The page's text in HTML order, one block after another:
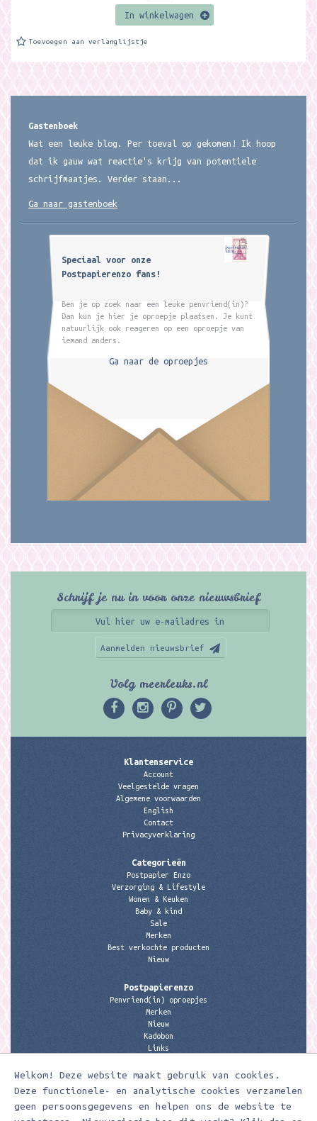
Welkom! Deze website maakt gebruik van cookies.
Deze functionele- en analytische cookies verzamelen
geen persoonsgegevens en helpen ons de website te
In winkelwagen
Toevoegen aan verlanglijstje
Gastenboek
Wat een leuke blog. Per toeval op gekomen! Ik hoop
dat ik gauw wat reactie's krijg van potentiele
schrijfmaatjes. Verder staan...
Ga naar gastenboek
Speciaal voor onze
Postpapierenzo fans!
Ben je op zoek naar een leuke penvriend(in)?
Dan kun je hier je oproepje plaatsen. Je kunt
natuurlijk ook reageren op een oproepje van
iemand anders.
Ga naar de oproepjes
Schrijf je nu in voor onze nieuwsbrief
Aanmelden nieuwsbrief
Volg meerleuks.nl
Klantenservice
Account
Veelgestelde vragen
Algemene voorwaarden
English
Contact
Privacyverklaring
Categorieën
Postpapier Enzo
Verzorging & Lifestyle
Wonen & Keuken
Baby & kind
Sale
Merken
Best verkochte producten
Nieuw
Postpapierenzo
Penvriend(in) oproepjes
Merken
Nieuw
Kadobon
Links
Contactgegevens
Meerleuks
anita@meerleuks.nl
06 – 107 163 36